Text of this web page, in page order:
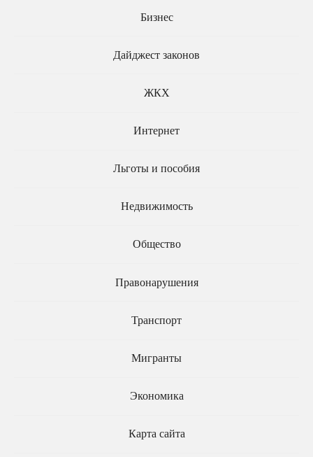
обманутых дольщиков в
Утвержден план развития
Выделено
развитие инфраструктуры
Бизнес
Дайджест законов
ЖКХ
Интернет
Льготы и пособия
Недвижимость
Общество
Правонарушения
Транспорт
Мигранты
Экономика
Карта сайта